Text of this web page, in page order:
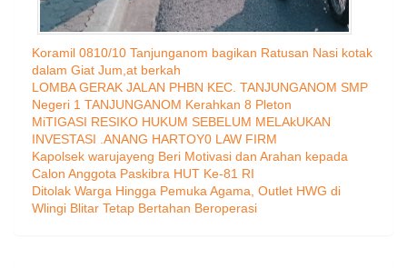
Koramil 0810/10 Tanjunganom bagikan Ratusan Nasi kotak
dalam Giat Jum,at berkah
LOMBA GERAK JALAN PHBN KEC. TANJUNGANOM SMP
Negeri 1 TANJUNGANOM Kerahkan 8 Pleton
MiTIGASI RESIKO HUKUM SEBELUM MELAkUKAN
INVESTASI .ANANG HARTOY0 LAW FIRM
Kapolsek warujayeng Beri Motivasi dan Arahan kepada
Calon Anggota Paskibra HUT Ke-81 RI
Ditolak Warga Hingga Pemuka Agama, Outlet HWG di
Wlingi Blitar Tetap Bertahan Beroperasi